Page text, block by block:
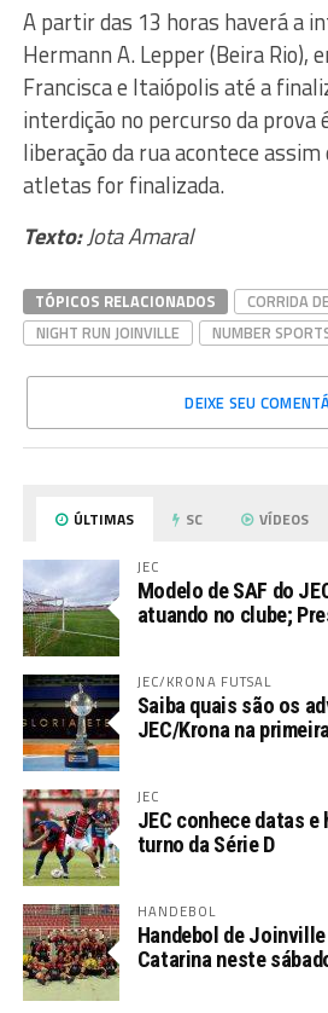
A partir das 13 horas haverá a
Hermann A. Lepper (Beira Rio),
Francisca e Itaiópolis até a
interdição no percurso da prova
liberação da rua acontece
atletas for finalizada.
Texto:Jota Amaral
TÓPICOS RELACIONADOS CORRIDA
NIGHT RUN JOINVILLE
NUMBER
DEIXE SEU
ÚLTIMAS SC VÍDEOS
JEC
Modelo de SAF do
atuando no clube;
JEC/KRONA FUTSAL
Saiba quais são os
JEC/Krona na
JEC
JEC conhece datas
turno da Série D
HANDEBOL
Handebol de
Catarina neste